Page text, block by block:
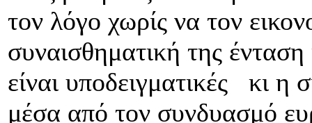
τον λόγο χωρίς να τον
συναισθηματική της
είναι υποδειγματικές κι η
μέσα από τον συνδυασμό